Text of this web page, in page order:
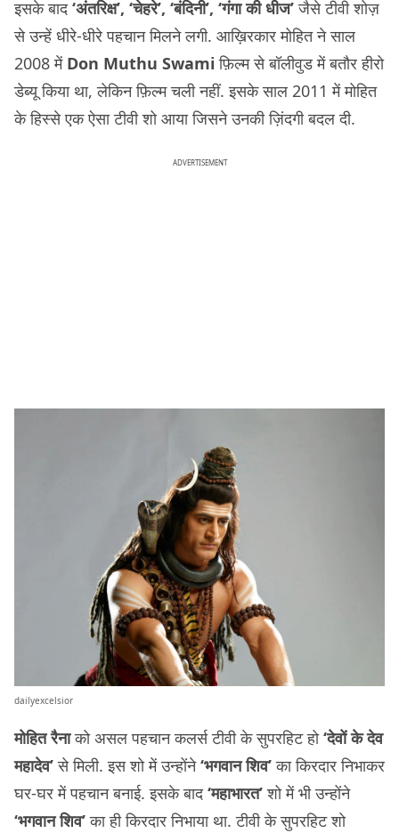
इसके बाद‘अंतरिक्ष’, ‘चेहरे’, ‘बंदिनी’, ‘गंगा की धीज’जैसे टीवी शोज़
से उन्हें धीरे-धीरे पहचान मिलने लगी. आख़िरकार मोहित ने साल
2008 में Don Muthu Swamiफ़िल्म से बॉलीवुड में बतौर हीरो
डेब्यू किया था, लेकिन फ़िल्म चली नहीं. इसके साल 2011 में मोहित
के हिस्से एक ऐसा टीवी शो आया जिसने उनकी ज़िंदगी बदल दी.
ADVERTISEMENT
dailyexcelsior
मोहित रैनाको असल पहचान कलर्स टीवी के सुपरहिट हो‘देवों के देव
महादेव’से मिली. इस शो में उन्होंने‘भगवान शिव’का किरदार निभाकर
घर-घर में पहचान बनाई. इसके बाद‘महाभारत’शो में भी उन्होंने
‘भगवान शिव’का ही किरदार निभाया था. टीवी के सुपरहिट शो